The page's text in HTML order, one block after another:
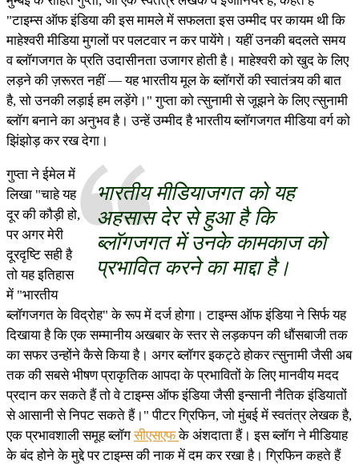
"टाइम्स ऑफ इंडिया की इस मामले में सफलता इस उम्मीद पर कायम थी कि
माहेश्वरी मीडिया मुगलों पर पलटवार न कर पायेंगे। यहीं उनकी बदलते समय
व ब्लॉगजगत के प्रति उदासीनता उजागर होती है। माहेश्वरी को खुद के लिए
लड़ने की ज़रूरत नहीं — यह भारतीय मूल के ब्लॉगरों की स्वातंत्र्य की बात
है, सो उनकी लड़ाई हम लड़ेंगे।" गुप्ता को त्सुनामी से जूझने के लिए त्सुनामी
ब्लॉग बनाने का अनुभव है। उन्हें उम्मीद है भारतीय ब्लॉगजगत मीडिया वर्ग को
झिंझोड़ कर रख देगा।
भारतीय मीडियाजगत को यह
अहसास देर से हुआ है कि
ब्लॉगजगत में उनके कामकाज को
प्रभावित करने का माद्दा है।
गुप्ता ने ईमेल में
लिखा "चाहे यह
दूर की कौड़ी हो,
पर अगर मेरी
दूरदृष्टि सही है
तो यह इतिहास
में "भारतीय
ब्लॉगजगत के विद्रोह" के रूप में दर्ज होगा। टाइम्स ऑफ इंडिया ने सिर्फ यह
दिखाया है कि एक सम्मानीय अखबार के स्तर से लड़कपन की धौंसबाजी तक
का सफर उन्होंने कैसे किया है। अगर ब्लॉगर इकट्ठे होकर त्सुनामी जैसी अब
तक की सबसे भीषण प्राकृतिक आपदा के प्रभावितों के लिए मानवीय मदद
प्रदान कर सकते हैं तो वे टाइम्स ऑफ इंडिया जैसी इन्सानी नैतिक इंडियातों
से आसानी से निपट सकते हैं।" पीटर ग्रिफिन, जो मुंबई में स्वतंत्र लेखक है,
एक प्रभावशाली समूह ब्लॉगसीएसएफके अंशदाता हैं। इस ब्लॉग ने मीडियाह
के बंद होने के मुद्दे पर टाइम्स की नाक में दम कर रखा है। ग्रिफिन कहते हैं